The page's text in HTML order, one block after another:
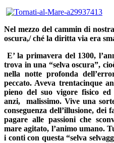
Nel mezzo del cammin di
oscura,/ ché la diritta via era
E’ la primavera del 1300,
trova in una “selva oscura”,
nella notte profonda
peccato. Aveva trentacinque
pieno del suo vigore fisico
anzi, malissimo. Vive una
conseguenza dell’illusione, dei
pagare alle passioni che
mare agitato, l’animo umano.
i conti con questa “selva